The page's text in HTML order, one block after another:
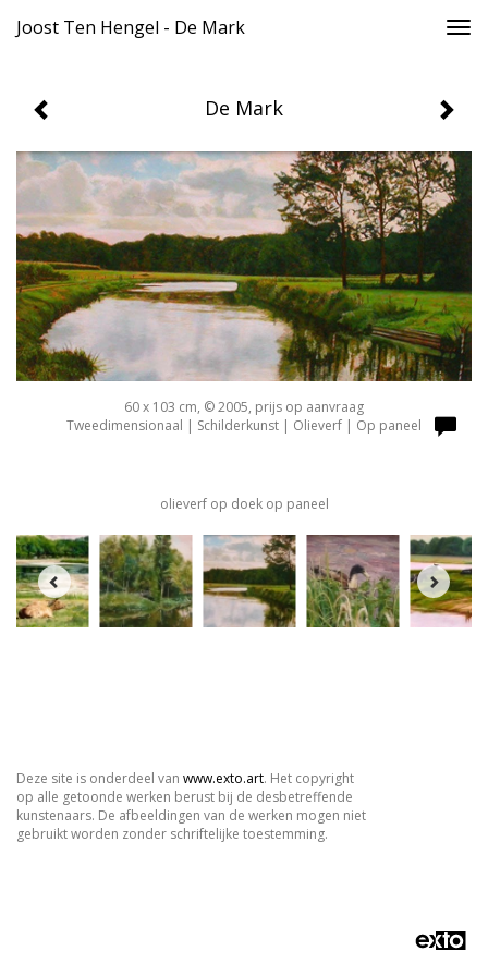
Joost Ten Hengel - De Mark
De Mark
60 x 103 cm, © 2005, prijs op aanvraag
Tweedimensionaal | Schilderkunst | Olieverf | Op paneel
olieverf op doek op paneel
Deze site is onderdeel van www.exto.art. Het copyright
op alle getoonde werken berust bij de desbetreffende
kunstenaars. De afbeeldingen van de werken mogen niet
gebruikt worden zonder schriftelijke toestemming.